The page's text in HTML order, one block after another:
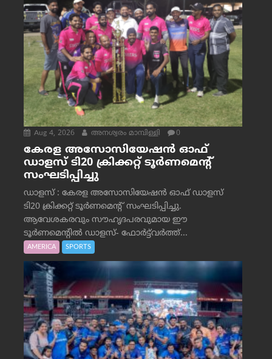
Aug 4, 2026 അനശ്വരം മാമ്പിള്ളി 0
കേരള അസോസിയേഷൻ ഓഫ്
ഡാളസ് ടി20 ക്രിക്കറ്റ് ടൂർണമെന്റ്
സംഘടിപ്പിച്ചു
ഡാളസ് : കേരള അസോസിയേഷൻ ഓഫ് ഡാളസ്
ടി20 ക്രിക്കറ്റ് ടൂർണമെന്റ് സംഘടിപ്പിച്ചു.
ആവേശകരവും സൗഹൃദപരവുമായ ഈ
ടൂർണമെന്റിൽ ഡാളസ്- ഫോർട്ട്‌വര്‍ത്ത്...
AMERICA SPORTS